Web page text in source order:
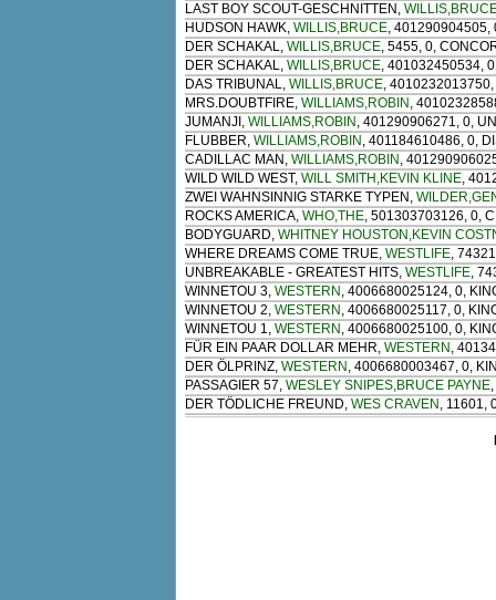
LAST BOY SCOUT-GESCHNITTEN ,
HUDSON HAWK, WILLIS,BRUCE, 401290904505,
DER SCHAKAL, WILLIS,BRUCE, 5455, 0,
DER SCHAKAL, WILLIS,BRUCE, 401032450534,
DAS TRIBUNAL, WILLIS,BRUCE, 4010232013750,
MRS.DOUBTFIRE, WILLIAMS,ROBIN ,
JUMANJI , WILLIAMS,ROBIN , 401290906271, 0,
FLUBBER, WILLIAMS,ROBIN , 401184610486, 0,
CADILLAC MAN , WILLIAMS,ROBIN ,
WILD WILD WEST, WILL SMITH,KEVIN KLINE,
ZWEI WAHNSINNIG STARKE TYPEN ,
ROCKS AMERICA, WHO,THE, 501303703126, 0,
BODYGUARD, WHITNEY HOUSTON,KEVIN
WHERE DREAMS COME TRUE, WESTLIFE,
UNBREAKABLE - GREATEST HITS, WESTLIFE,
WINNETOU 3, WESTERN , 4006680025124, 0,
WINNETOU 2, WESTERN , 4006680025117, 0,
WINNETOU 1, WESTERN , 4006680025100, 0,
FÜR EIN PAAR DOLLAR MEHR, WESTERN ,
DER ÖLPRINZ, WESTERN , 4006680003467, 0,
PASSAGIER 57, WESLEY SNIPES,BRUCE PAYNE
DER TÖDLICHE FREUND, WES CRAVEN , 11601,